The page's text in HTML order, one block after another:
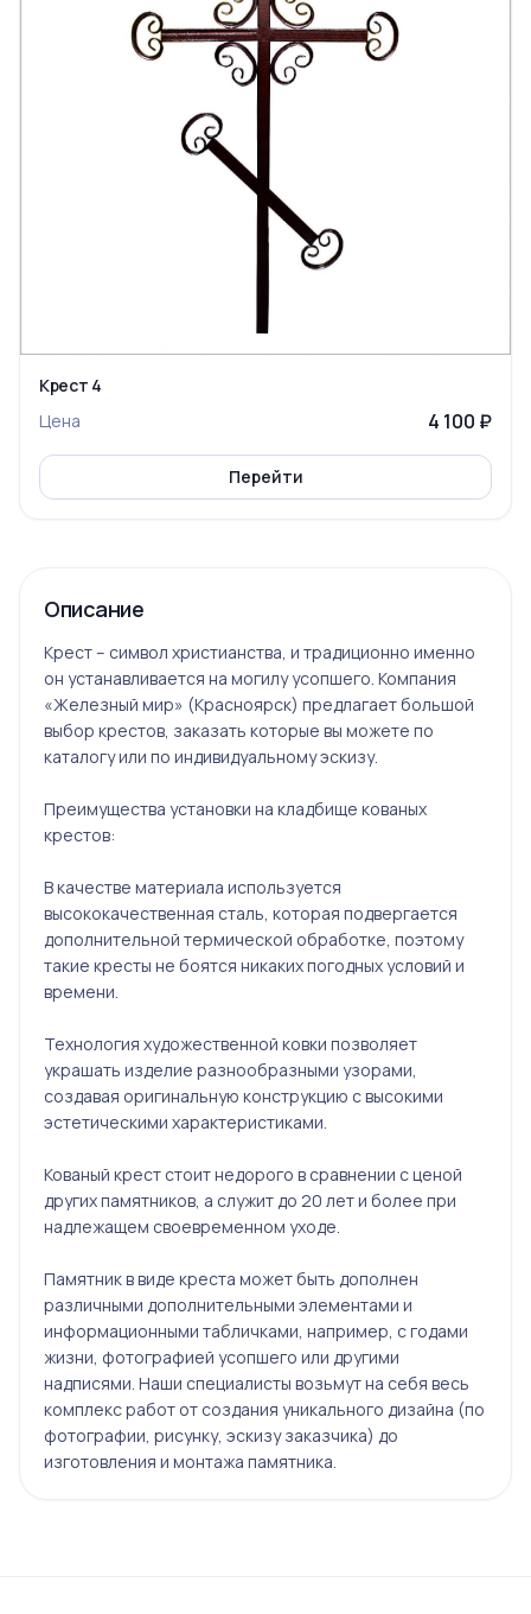
Крест 4
Цена
4 100 ₽
Перейти
Описание
Крест – символ христианства, и традиционно именно
он устанавливается на могилу усопшего. Компания
«Железный мир» (Красноярск) предлагает большой
выбор крестов, заказать которые вы можете по
каталогу или по индивидуальному эскизу.
Преимущества установки на кладбище кованых
крестов:
В качестве материала используется
высококачественная сталь, которая подвергается
дополнительной термической обработке, поэтому
такие кресты не боятся никаких погодных условий и
времени.
Технология художественной ковки позволяет
украшать изделие разнообразными узорами,
создавая оригинальную конструкцию с высокими
эстетическими характеристиками.
Кованый крест стоит недорого в сравнении с ценой
других памятников, а служит до 20 лет и более при
надлежащем своевременном уходе.
Памятник в виде креста может быть дополнен
различными дополнительными элементами и
информационными табличками, например, с годами
жизни, фотографией усопшего или другими
надписями. Наши специалисты возьмут на себя весь
комплекс работ от создания уникального дизайна (по
фотографии, рисунку, эскизу заказчика) до
изготовления и монтажа памятника.